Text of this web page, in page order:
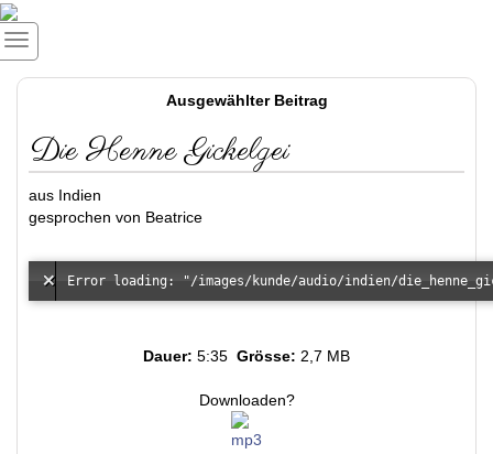
Ausgewählter Beitrag
Die Henne Gickelgei
aus Indien
gesprochen von Beatrice
Dauer: 5:35 Grösse: 2,7 MB
Downloaden?